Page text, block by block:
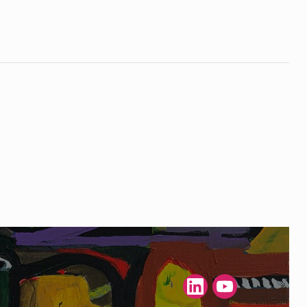
(Opens in a new window)(Opens in a new window)